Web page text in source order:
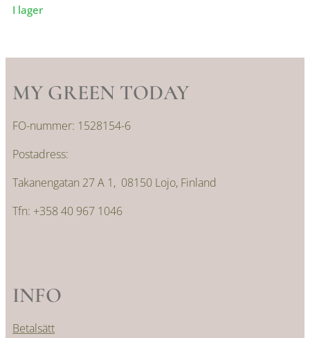
I lager
MY GREEN TODAY
FO-nummer: 1528154-6
Postadress:
Takanengatan 27 A 1, 08150 Lojo, Finland
Tfn: +358 40 967 1046
INFO
Betalsätt